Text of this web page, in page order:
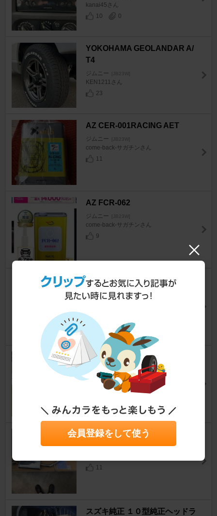
kanai45さん
10
0
YOKOHAMA GEOLANDAR A/
T4
ジムニー [JB23W]
KEN1211さん
23
AZ CER-001RACING AET
ジムニー [JB23W]
come-back-サガチンさん
11
AZ FCR-062
ジムニー [JB23W]
come-back-サガチンさん
9
不明 オイルシールプーラー
ジムニー [JB23W]
mikamika1991さん
色々 エアコン部品
ジムニー [JB23W]
ゆうちゃそ＠東風平さん
エムテック中京 フロントパイプ
ジムニー [JB23W]
11
スズキ純正 １０型純正ヘッドラ
会員登録をして使う